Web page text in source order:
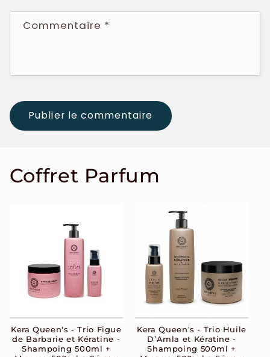
Commentaire *
Coffret Parfum
Kera Queen's - Trio Figue
de Barbarie et Kératine -
Shampoing 500ml +
Kera Queen's - Trio Huile
D’Amla et Kératine -
Shampoing 500ml +